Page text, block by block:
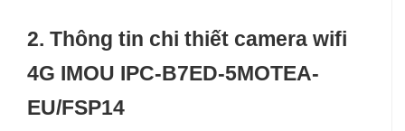
2. Thông tin chi thiết camera wifi
4G IMOU IPC-B7ED-5MOTEA-
EU/FSP14